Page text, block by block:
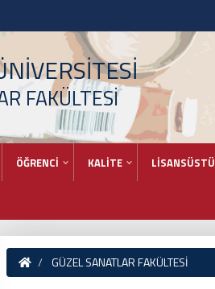
FAKÜLTESİ
ÖĞRENCİ KALİTE LİSANSÜSTÜ
GÜZEL SANATLAR FAKÜLTESİ